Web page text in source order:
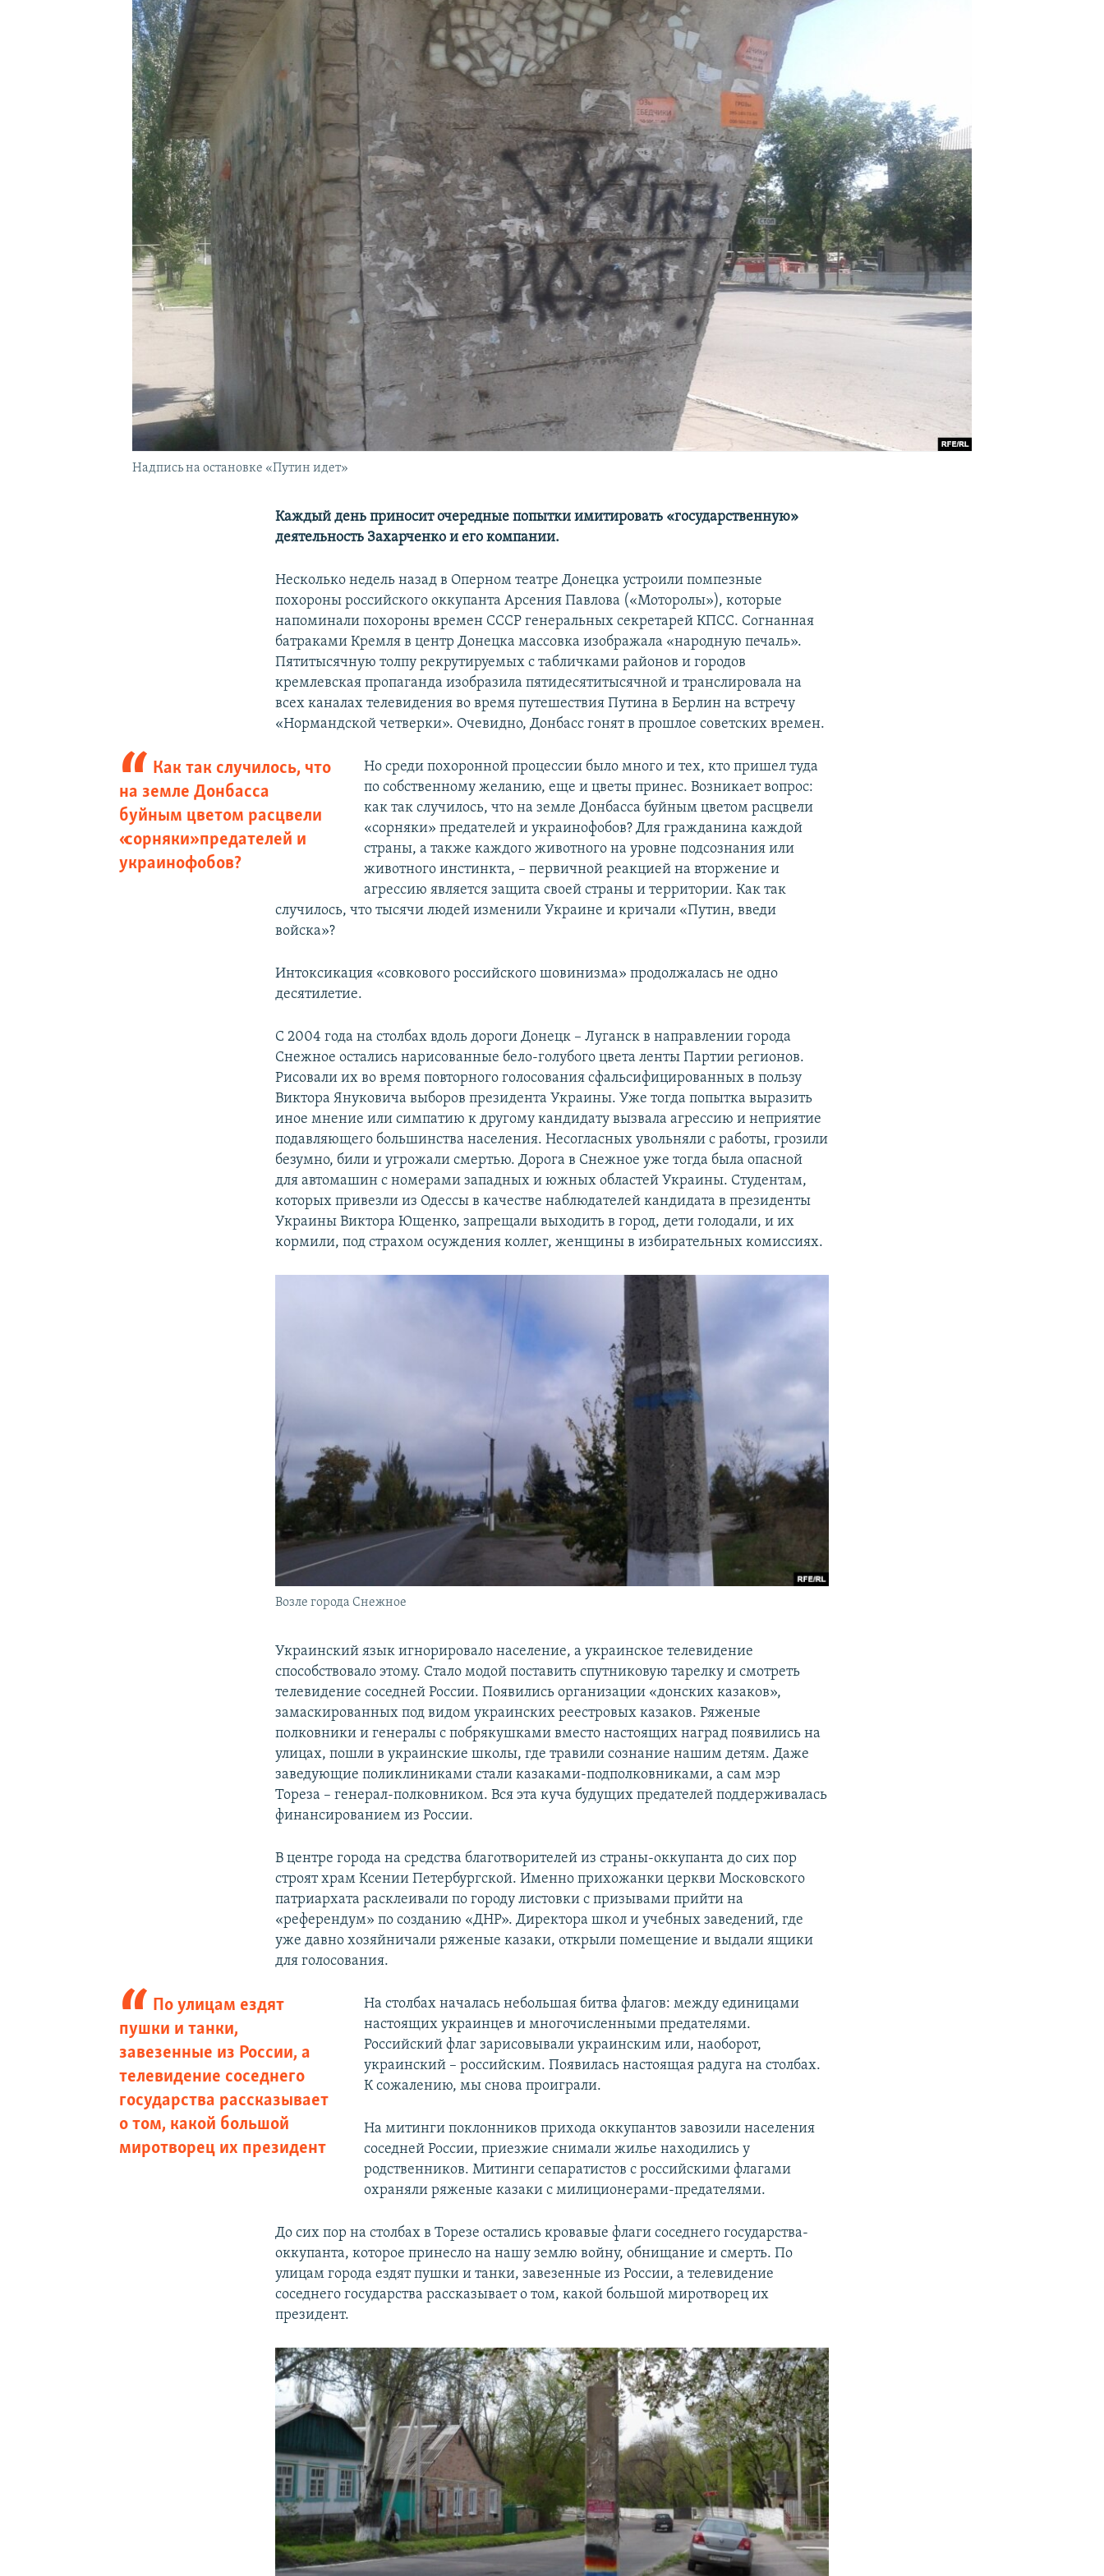
КРЫМ.НЕПОКОРЕННЫЙ
УКРАИНСКАЯ ПРОБЛЕМА КРЫМА
Надпись на остановке «Путин идет»
Каждый день приносит очередные попытки имитировать «государственную»
деятельность Захарченко и его компании.
Несколько недель назад в Оперном театре Донецка устроили помпезные
похороны российского оккупанта Арсения Павлова («Моторолы»), которые
напоминали похороны времен СССР генеральных секретарей КПСС. Согнанная
батраками Кремля в центр Донецка массовка изображала «народную печаль».
Пятитысячную толпу рекрутируемых с табличками районов и городов
кремлевская пропаганда изобразила пятидесятитысячной и транслировала на
всех каналах телевидения во время путешествия Путина в Берлин на встречу
«Нормандской четверки». Очевидно, Донбасс гонят в прошлое советских времен.
Как так случилось, что
на земле Донбасса
буйным цветом расцвели
«сорняки» предателей и
украинофобов?
Но среди похоронной процессии было много и тех, кто пришел туда
по собственному желанию, еще и цветы принес. Возникает вопрос:
как так случилось, что на земле Донбасса буйным цветом расцвели
«сорняки» предателей и украинофобов? Для гражданина каждой
страны, а также каждого животного на уровне подсознания или
животного инстинкта, – первичной реакцией на вторжение и
агрессию является защита своей страны и территории. Как так
случилось, что тысячи людей изменили Украине и кричали «Путин, введи
войска»?
Интоксикация «совкового российского шовинизма» продолжалась не одно
десятилетие.
С 2004 года на столбах вдоль дороги Донецк – Луганск в направлении города
Снежное остались нарисованные бело-голубого цвета ленты Партии регионов.
Рисовали их во время повторного голосования сфальсифицированных в пользу
Виктора Януковича выборов президента Украины. Уже тогда попытка выразить
иное мнение или симпатию к другому кандидату вызвала агрессию и неприятие
подавляющего большинства населения. Несогласных увольняли с работы, грозили
безумно, били и угрожали смертью. Дорога в Снежное уже тогда была опасной
для автомашин с номерами западных и южных областей Украины. Студентам,
которых привезли из Одессы в качестве наблюдателей кандидата в президенты
Украины Виктора Ющенко, запрещали выходить в город, дети голодали, и их
кормили, под страхом осуждения коллег, женщины в избирательных комиссиях.
Возле города Снежное
Украинский язык игнорировало население, а украинское телевидение
способствовало этому. Стало модой поставить спутниковую тарелку и смотреть
телевидение соседней России. Появились организации «донских казаков»,
замаскированных под видом украинских реестровых казаков. Ряженые
полковники и генералы с побрякушками вместо настоящих наград появились на
улицах, пошли в украинские школы, где травили сознание нашим детям. Даже
заведующие поликлиниками стали казаками-подполковниками, а сам мэр
Тореза – генерал-полковником. Вся эта куча будущих предателей поддерживалась
финансированием из России.
В центре города на средства благотворителей из страны-оккупанта до сих пор
строят храм Ксении Петербургской. Именно прихожанки церкви Московского
патриархата расклеивали по городу листовки с призывами прийти на
«референдум» по созданию «ДНР». Директора школ и учебных заведений, где
уже давно хозяйничали ряженые казаки, открыли помещение и выдали ящики
для голосования.
По улицам ездят
пушки и танки,
завезенные из России, а
телевидение соседнего
государства рассказывает
о том, какой большой
миротворец их президент
На столбах началась небольшая битва флагов: между единицами
настоящих украинцев и многочисленными предателями.
Российский флаг зарисовывали украинским или, наоборот,
украинский – российским. Появилась настоящая радуга на столбах.
К сожалению, мы снова проиграли.
На митинги поклонников прихода оккупантов завозили населения
соседней России, приезжие снимали жилье находились у
родственников. Митинги сепаратистов с российскими флагами
охраняли ряженые казаки с милиционерами-предателями.
До сих пор на столбах в Торезе остались кровавые флаги соседнего государства-
оккупанта, которое принесло на нашу землю войну, обнищание и смерть. По
улицам города ездят пушки и танки, завезенные из России, а телевидение
соседнего государства рассказывает о том, какой большой миротворец их
президент.